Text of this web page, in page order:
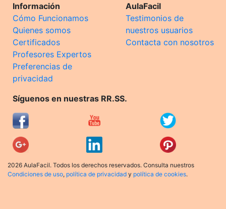
Información
Cómo Funcionamos
Quienes somos
Certificados
Profesores Expertos
Preferencias de
privacidad
AulaFacil
Testimonios de
nuestros usuarios
Contacta con nosotros
Síguenos en nuestras RR.SS.
2026 AulaFacil. Todos los derechos reservados. Consulta nuestros
Condiciones de uso, política de privacidad y política de cookies.